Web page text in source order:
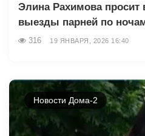
Элина Рахимова просит
выезды парней по
316 19 ЯНВАРЯ, 2026 16:40
Новости Дома-2